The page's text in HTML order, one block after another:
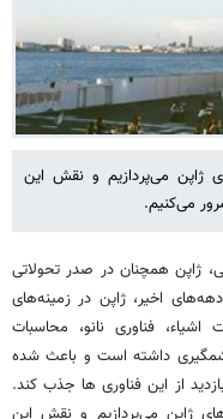
ژاپن می‌پردازیم و نقش این
می‌کنیم.
ژاپن همچنان در صدر تحولاتی
اخیر، ژاپن در زمینه‌های
فناوری نانو، محاسبات
داشته است و باعث شده
از این فناوری ها جذب کند.
ژاپن می‌پردازیم و نقش این